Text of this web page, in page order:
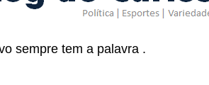
sempre tem a palavra .